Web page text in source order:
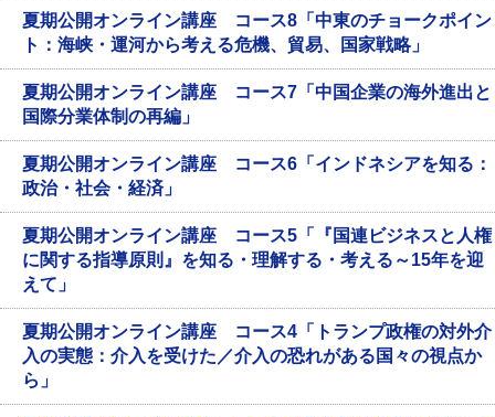
夏期公開オンライン講座 コース8「中東のチョークポイン
ト：海峡・運河から考える危機、貿易、国家戦略」
夏期公開オンライン講座 コース7「中国企業の海外進出と
国際分業体制の再編」
夏期公開オンライン講座 コース6「インドネシアを知る：
政治・社会・経済」
夏期公開オンライン講座 コース5「『国連ビジネスと人権
に関する指導原則』を知る・理解する・考える～15年を迎
えて」
夏期公開オンライン講座 コース4「トランプ政権の対外介
入の実態：介入を受けた／介入の恐れがある国々の視点か
ら」